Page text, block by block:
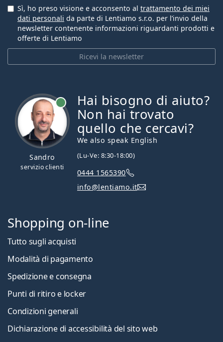
Ricevi la newsletter
Sì, ho preso visione e acconsento al trattamento dei miei
dati personali da parte di Lentiamo s.r.o. per l’invio della
newsletter contenente informazioni riguardanti prodotti e
offerte di Lentiamo
Sandro
servizio clienti
Hai bisogno di aiuto?
Non hai trovato
quello che cercavi?
We also speak English
(Lu-Ve: 8:30-18:00)
0444 1565390
info@lentiamo.it
Shopping on-line
Tutto sugli acquisti
Modalità di pagamento
Spedizione e consegna
Punti di ritiro e locker
Condizioni generali
Dichiarazione di accessibilità del sito web